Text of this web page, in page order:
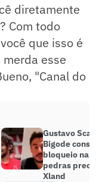
diretamente
Com todo
que isso é
esse
"Canal do
Gustavo
Bigode
bloqueio na
pedras
Xland